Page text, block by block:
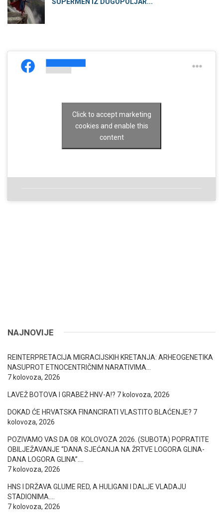
Click to accept marketing
cookies and enable this
content
NAJNOVIJE
REINTERPRETACIJA MIGRACIJSKIH KRETANJA: ARHEOGENETIKA
NASUPROT ETNOCENTRIČNIM NARATIVIMA…
7 kolovoza, 2026
LAVEŽ BOTOVA I GRABEŽ HNV-A!? 7 kolovoza, 2026
DOKAD ĆE HRVATSKA FINANCIRATI VLASTITO BLAĆENJE? 7
kolovoza, 2026
POZIVAMO VAS DA 08. KOLOVOZA 2026. (SUBOTA) POPRATITE
OBILJEŽAVANJE “DANA SJEĆANJA NA ŽRTVE LOGORA GLINA-
DANA LOGORA GLINA”….
7 kolovoza, 2026
HNS I DRŽAVA GLUME RED, A HULIGANI I DALJE VLADAJU
STADIONIMA….
7 kolovoza, 2026